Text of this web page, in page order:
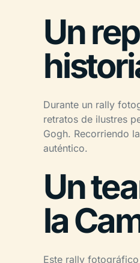
Un
Durante un rally
retratos de ilustres
Gogh. Recorriendo
auténtico.
Un
la
Este rally